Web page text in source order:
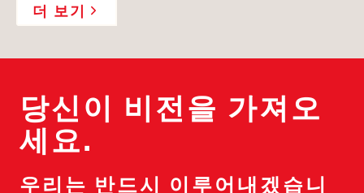
더 보기
당신이 비전을 가져오
세요.
우리는 반드시 이루어내겠습니